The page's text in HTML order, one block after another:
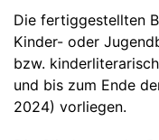
Die fertiggestellten
Kinder- oder
bzw.
und bis zum Ende
2024) vorliegen.